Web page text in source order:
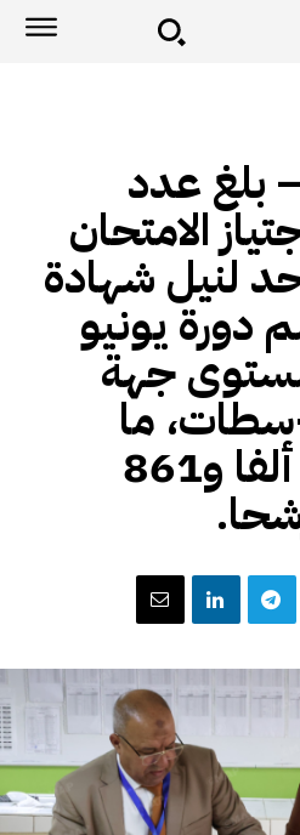
– بلغ عدد
الامتحان
لنيل شهادة
دورة يونيو
مستوى جهة
سطات، ما
مجموعه 97 ألفا و861